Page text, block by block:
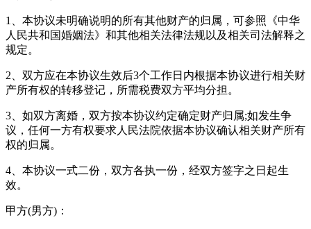
1、本协议未明确说明的所有其他财产的归属，可参照《中华
人民共和国婚姻法》和其他相关法律法规以及相关司法解释之
规定。
2、双方应在本协议生效后3个工作日内根据本协议进行相关财
产所有权的转移登记，所需税费双方平均分担。
3、如双方离婚，双方按本协议约定确定财产归属;如发生争
议，任何一方有权要求人民法院依据本协议确认相关财产所有
权的归属。
4、本协议一式二份，双方各执一份，经双方签字之日起生
效。
甲方(男方)：